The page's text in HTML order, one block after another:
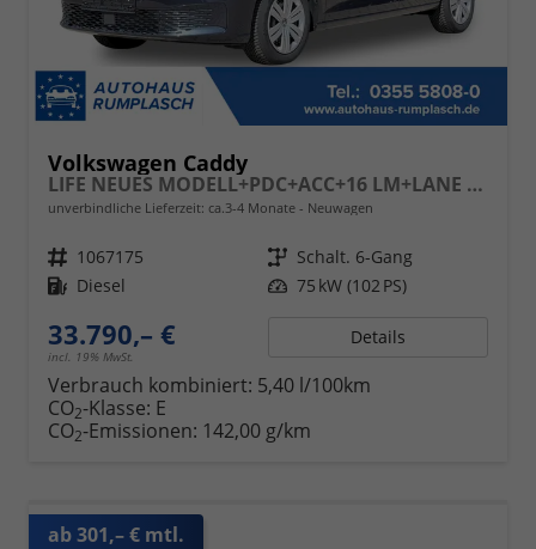
Volkswagen Caddy
LIFE NEUES MODELL+PDC+ACC+16 LM+LANE ASSIST
unverbindliche Lieferzeit: ca.3-4 Monate Neuwagen
Fahrzeugnr. 1067175 Getriebe Schalt. 6-Gang
Kraftstoff Diesel Leistung 75 kW (102 PS)
33.790,– €
incl. 19% MwSt.
Details
Verbrauch kombiniert: 5,40 l/100km
CO2-Klasse: E
CO2-Emissionen: 142,00 g/km
ab 301,– € mtl.